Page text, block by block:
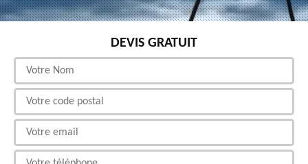
DEVIS GRATUIT